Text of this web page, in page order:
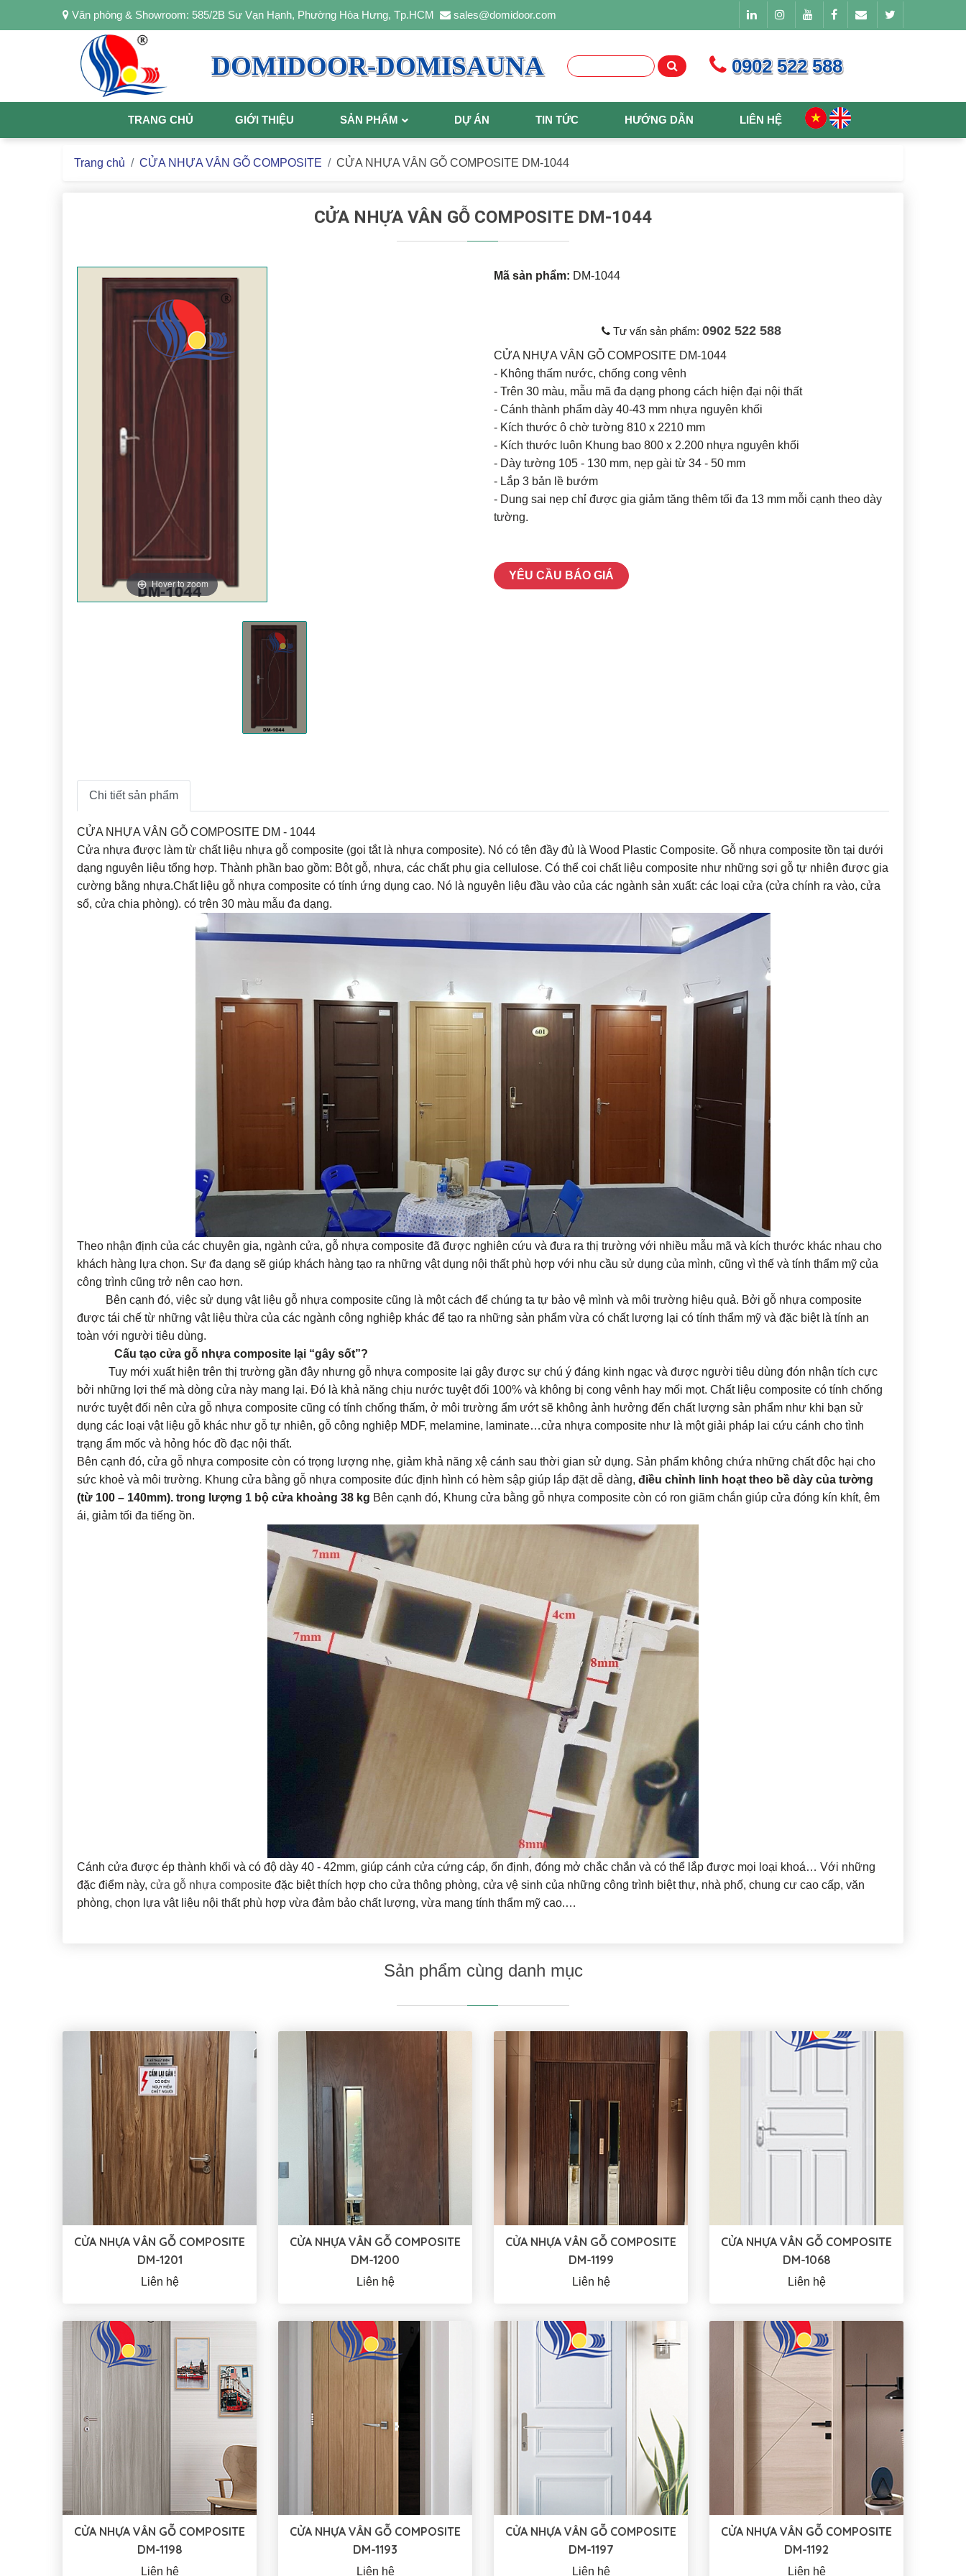
Văn phòng & Showroom: 585/2B Sư Vạn Hạnh, Phường Hòa Hưng, Tp.HCM sales@domidoor.com
DOMIDOOR-DOMISAUNA 0902 522 588
TRANG CHỦ GIỚI THIỆU SẢN PHẨM DỰ ÁN TIN TỨC HƯỚNG DẪN LIÊN HỆ
Trang chủ CỬA NHỰA VÂN GỖ COMPOSITE CỬA NHỰA VÂN GỖ COMPOSITE DM-1044
CỬA NHỰA VÂN GỖ COMPOSITE DM-1044
Hover to zoom
Mã sản phẩm: DM-1044
Tư vấn sản phẩm: 0902 522 588
CỬA NHỰA VÂN GỖ COMPOSITE DM-1044
- Không thấm nước, chống cong vênh
- Trên 30 màu, mẫu mã đa dạng phong cách hiện đại nội thất
- Cánh thành phẩm dày 40-43 mm nhựa nguyên khối
- Kích thước ô chờ tường 810 x 2210 mm
- Kích thước luôn Khung bao 800 x 2.200 nhựa nguyên khối
- Dày tường 105 - 130 mm, nẹp gài từ 34 - 50 mm
- Lắp 3 bản lề bướm
- Dung sai nẹp chỉ được gia giảm tăng thêm tối đa 13 mm mỗi cạnh theo dày
tường.
YÊU CẦU BÁO GIÁ
Chi tiết sản phẩm
CỬA NHỰA VÂN GỖ COMPOSITE DM - 1044
Cửa nhựa được làm từ chất liệu nhựa gỗ composite (gọi tắt là nhựa composite). Nó có tên đầy đủ là Wood Plastic Composite. Gỗ nhựa composite tồn tại dưới
dạng nguyên liệu tổng hợp. Thành phần bao gồm: Bột gỗ, nhựa, các chất phụ gia cellulose. Có thể coi chất liệu composite như những sợi gỗ tự nhiên được gia
cường bằng nhựa.Chất liệu gỗ nhựa composite có tính ứng dụng cao. Nó là nguyên liệu đầu vào của các ngành sản xuất: các loại cửa (cửa chính ra vào, cửa
sổ, cửa chia phòng). có trên 30 màu mẫu đa dạng.
Theo nhận định của các chuyên gia, ngành cửa, gỗ nhựa composite đã được nghiên cứu và đưa ra thị trường với nhiều mẫu mã và kích thước khác nhau cho
khách hàng lựa chọn. Sự đa dạng sẽ giúp khách hàng tạo ra những vật dụng nội thất phù hợp với nhu cầu sử dụng của mình, cũng vì thế và tính thẩm mỹ của
công trình cũng trở nên cao hơn.
Bên cạnh đó, việc sử dụng vật liệu gỗ nhựa composite cũng là một cách để chúng ta tự bảo vệ mình và môi trường hiệu quả. Bởi gỗ nhựa composite
được tái chế từ những vật liệu thừa của các ngành công nghiệp khác để tạo ra những sản phẩm vừa có chất lượng lại có tính thẩm mỹ và đặc biệt là tính an
toàn với người tiêu dùng.
Cấu tạo cửa gỗ nhựa composite lại “gây sốt”?
Tuy mới xuất hiện trên thị trường gần đây nhưng gỗ nhựa composite lại gây được sự chú ý đáng kinh ngạc và được người tiêu dùng đón nhận tích cực
bởi những lợi thế mà dòng cửa này mang lại. Đó là khả năng chịu nước tuyệt đối 100% và không bị cong vênh hay mối mọt. Chất liệu composite có tính chống
nước tuyệt đối nên cửa gỗ nhựa composite cũng có tính chống thấm, ở môi trường ẩm ướt sẽ không ảnh hưởng đến chất lượng sản phẩm như khi bạn sử
dụng các loại vật liệu gỗ khác như gỗ tự nhiên, gỗ công nghiệp MDF, melamine, laminate…cửa nhựa composite như là một giải pháp lai cứu cánh cho tình
trạng ẩm mốc và hỏng hóc đồ đạc nội thất.
Bên cạnh đó, cửa gỗ nhựa composite còn có trọng lượng nhẹ, giảm khả năng xệ cánh sau thời gian sử dụng. Sản phẩm không chứa những chất độc hại cho
sức khoẻ và môi trường. Khung cửa bằng gỗ nhựa composite đúc định hình có hèm sập giúp lắp đặt dễ dàng, điều chỉnh linh hoạt theo bề dày của tường
(từ 100 – 140mm). trong lượng 1 bộ cửa khoảng 38 kg Bên cạnh đó, Khung cửa bằng gỗ nhựa composite còn có ron giãm chắn giúp cửa đóng kín khít, êm
ái, giảm tối đa tiếng ồn.
Cánh cửa được ép thành khối và có độ dày 40 - 42mm, giúp cánh cửa cứng cáp, ổn định, đóng mở chắc chắn và có thể lắp được mọi loại khoá… Với những
đặc điểm này, cửa gỗ nhựa composite đặc biệt thích hợp cho cửa thông phòng, cửa vệ sinh của những công trình biệt thự, nhà phố, chung cư cao cấp, văn
phòng, chọn lựa vật liệu nội thất phù hợp vừa đảm bảo chất lượng, vừa mang tính thẩm mỹ cao.…
Sản phẩm cùng danh mục
CỬA NHỰA VÂN GỖ COMPOSITE
DM-1201
Liên hệ
CỬA NHỰA VÂN GỖ COMPOSITE
DM-1200
Liên hệ
CỬA NHỰA VÂN GỖ COMPOSITE
DM-1199
Liên hệ
CỬA NHỰA VÂN GỖ COMPOSITE
DM-1068
Liên hệ
CỬA NHỰA VÂN GỖ COMPOSITE
DM-1198
Liên hệ
CỬA NHỰA VÂN GỖ COMPOSITE
DM-1193
Liên hệ
CỬA NHỰA VÂN GỖ COMPOSITE
DM-1197
Liên hệ
CỬA NHỰA VÂN GỖ COMPOSITE
DM-1192
Liên hệ